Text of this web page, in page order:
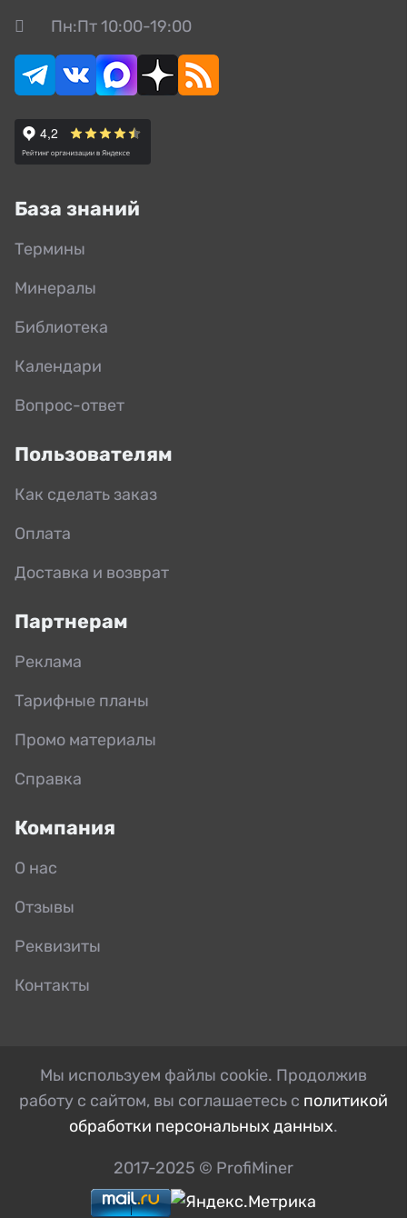
Пн:Пт 10:00-19:00
База знаний
Термины
Минералы
Библиотека
Календари
Вопрос-ответ
Пользователям
Как сделать заказ
Оплата
Доставка и возврат
Партнерам
Реклама
Тарифные планы
Промо материалы
Справка
Компания
О нас
Отзывы
Реквизиты
Контакты
Мы используем файлы cookie. Продолжив
работу с сайтом, вы соглашаетесь с политикой
обработки персональных данных.
2017-2025 © ProfiMiner